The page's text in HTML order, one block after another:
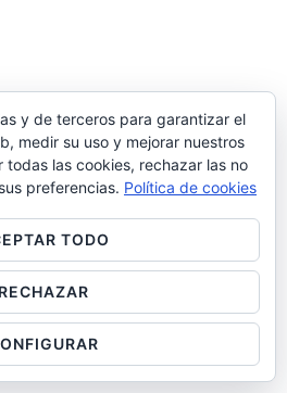
y de terceros para garantizar el
medir su uso y mejorar nuestros
todas las cookies, rechazar las no
preferencias. Política de cookies
TODO
RECHAZAR